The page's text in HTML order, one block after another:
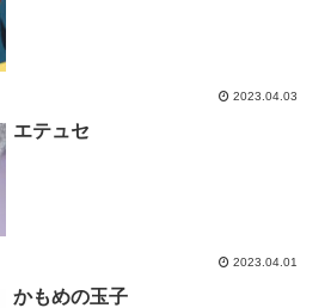
2023.04.03
エテュセ
2023.04.01
かもめの玉子